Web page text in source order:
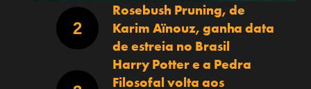
Rosebush Pruning, de
Karim Aïnouz, ganha data
de estreia no Brasil
Harry Potter e a Pedra
Filosofal volta aos